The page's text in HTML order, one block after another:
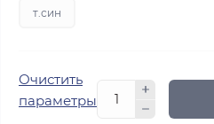
т.син
Очистить
параметры